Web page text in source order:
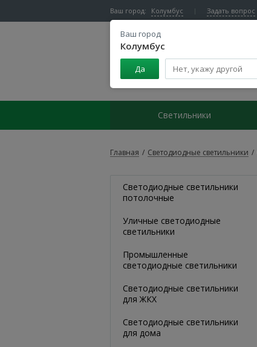
Ваш город: Колумбус
Ваш город
Колумбус
Да
Задать вопрос
Центр светодиодного освещения
Светильники
Главная / Светодиодные светильники /
Светодиодные светильники
потолочные
Уличные светодиодные
светильники
Промышленные
светодиодные светильники
Светодиодные светильники
для ЖКХ
Светодиодные светильники
для дома